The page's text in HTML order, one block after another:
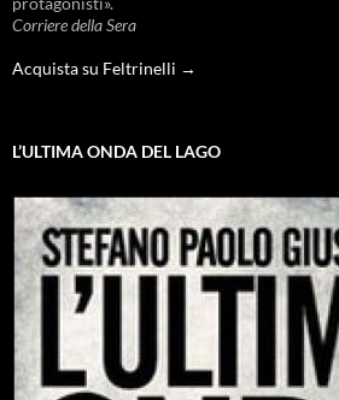
Corriere della Sera
Acquista su Feltrinelli →
L’ULTIMA ONDA DEL LAGO